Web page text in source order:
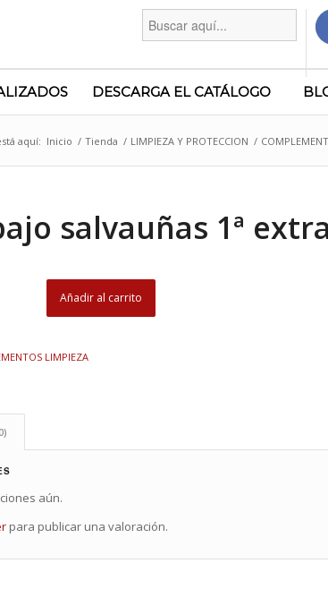
Buscar:
DESCARGA EL CATÁLOGO
aquí: Inicio / Tienda / LIMPIEZA Y PROTECCION /
salvauñas 1ª
Añadir al carrito
LIMPIEZA
aún.
para publicar una valoración.